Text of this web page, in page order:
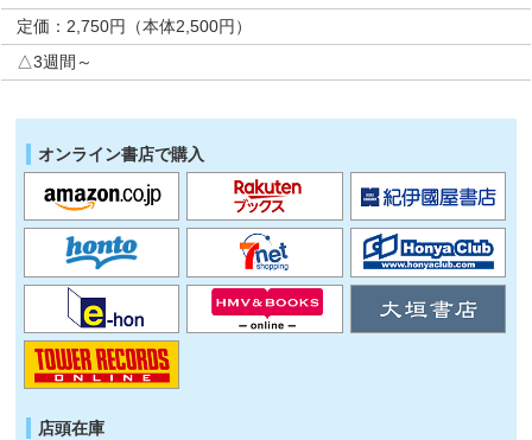
定価：2,750円（本体2,500円）
△3週間～
オンライン書店で購入
店頭在庫